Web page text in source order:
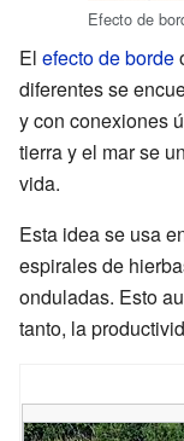
Efecto de
El efecto de borde
diferentes se
y con conexiones
tierra y el mar se
vida.
Esta idea se usa
espirales de
onduladas. Esto
tanto, la